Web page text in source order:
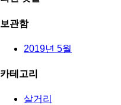
보관함
2019년 5월
카테고리
살거리